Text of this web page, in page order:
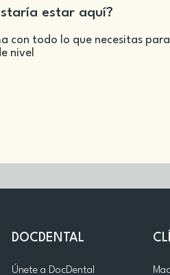
estar aquí?
con todo lo que necesitas para
nivel
DOCDENTAL
Únete a DocDental